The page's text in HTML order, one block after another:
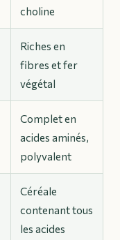
choline
Riches en
fibres et fer
végétal
Complet en
acides aminés,
polyvalent
Céréale
contenant tous
les acides